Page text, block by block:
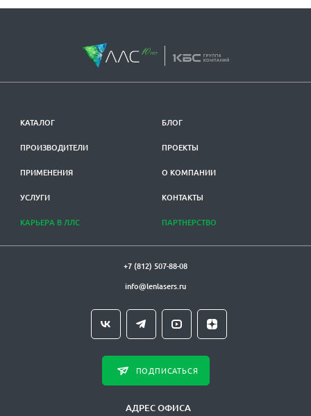
КАТАЛОГ
ПРОИЗВОДИТЕЛИ
ПРИМЕНЕНИЯ
УСЛУГИ
КАРЬЕРА В ЛЛС
БЛОГ
ПРОЕКТЫ
О КОМПАНИИ
КОНТАКТЫ
ПАРТНЕРСТВО
+7 (812) 507-88-08
info@lenlasers.ru
ПОДПИСАТЬСЯ
АДРЕС ОФИСА